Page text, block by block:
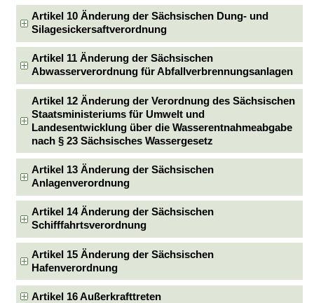
Artikel 10 Änderung der Sächsischen Dung- und
Silagesickersaftverordnung
Artikel 11 Änderung der Sächsischen
Abwasserverordnung für Abfallverbrennungsanlagen
Artikel 12 Änderung der Verordnung des Sächsischen
Staatsministeriums für Umwelt und
Landesentwicklung über die Wasserentnahmeabgabe
nach § 23 Sächsisches Wassergesetz
Artikel 13 Änderung der Sächsischen
Anlagenverordnung
Artikel 14 Änderung der Sächsischen
Schifffahrtsverordnung
Artikel 15 Änderung der Sächsischen
Hafenverordnung
Artikel 16 Außerkrafttreten